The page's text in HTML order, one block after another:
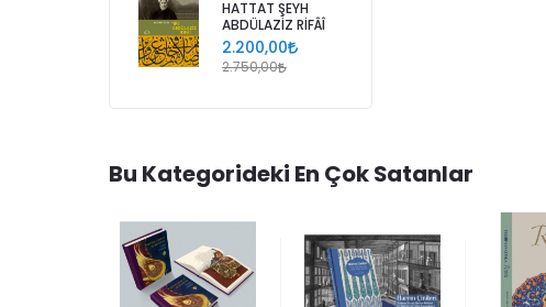
HATTAT ŞEYH
ABDÜLAZİZ RİFÂÎ
2.200,00
2.750,00
Bu Kategorideki En Çok Satanlar